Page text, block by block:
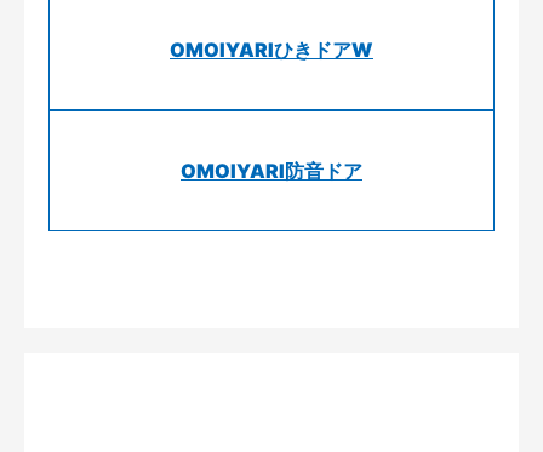
OMOIYARIひきドアW
OMOIYARI防音ドア